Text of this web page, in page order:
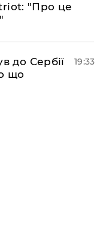
"Про це
до Сербії
що
19:33